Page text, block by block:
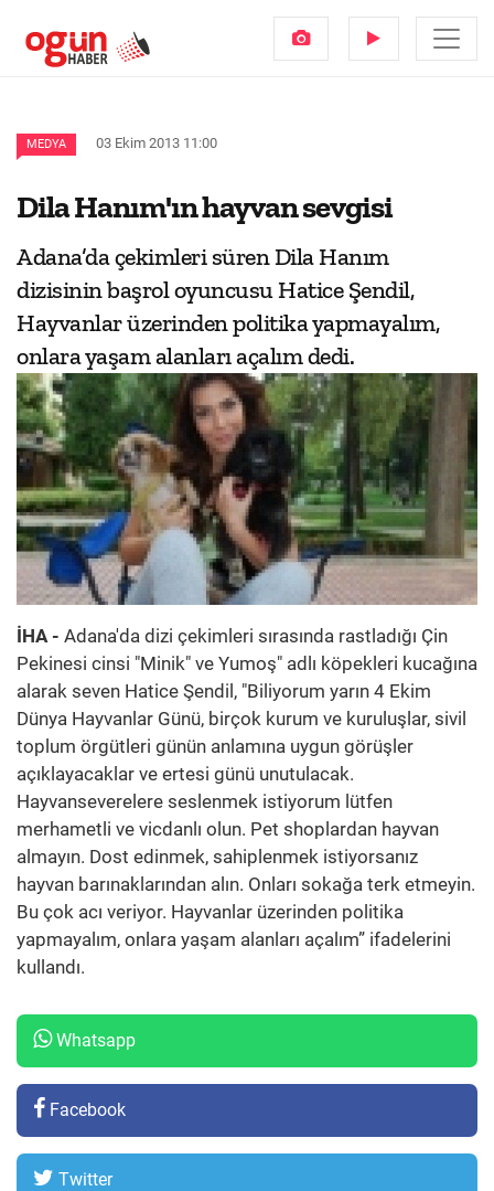
MEDYA 03 Ekim 2013 11:00
Dila Hanım'ın hayvan sevgisi
Adana’da çekimleri süren Dila Hanım
dizisinin başrol oyuncusu Hatice Şendil,
Hayvanlar üzerinden politika yapmayalım,
onlara yaşam alanları açalım dedi.
İHA - Adana'da dizi çekimleri sırasında rastladığı Çin
Pekinesi cinsi "Minik" ve Yumoş" adlı köpekleri kucağına
alarak seven Hatice Şendil, "Biliyorum yarın 4 Ekim
Dünya Hayvanlar Günü, birçok kurum ve kuruluşlar, sivil
toplum örgütleri günün anlamına uygun görüşler
açıklayacaklar ve ertesi günü unutulacak.
Hayvanseverelere seslenmek istiyorum lütfen
merhametli ve vicdanlı olun. Pet shoplardan hayvan
almayın. Dost edinmek, sahiplenmek istiyorsanız
hayvan barınaklarından alın. Onları sokağa terk etmeyin.
Bu çok acı veriyor. Hayvanlar üzerinden politika
yapmayalım, onlara yaşam alanları açalım” ifadelerini
kullandı.
Whatsapp
Facebook
Twitter